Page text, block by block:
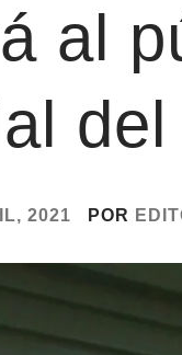
al
2021 POR